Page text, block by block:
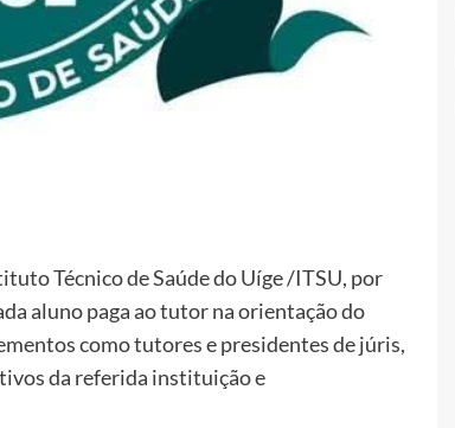
Técnico de Saúde do Uíge /ITSU, por
aluno paga ao tutor na orientação do
como tutores e presidentes de júris,
da referida instituição e